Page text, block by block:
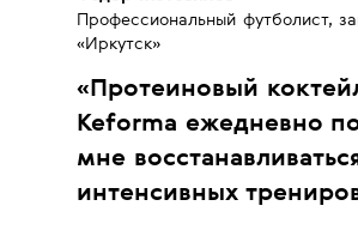
Профессиональный футболист,
«Иркутск»
« Протеиновый
Keforma ежедневно
мне
интенсивных